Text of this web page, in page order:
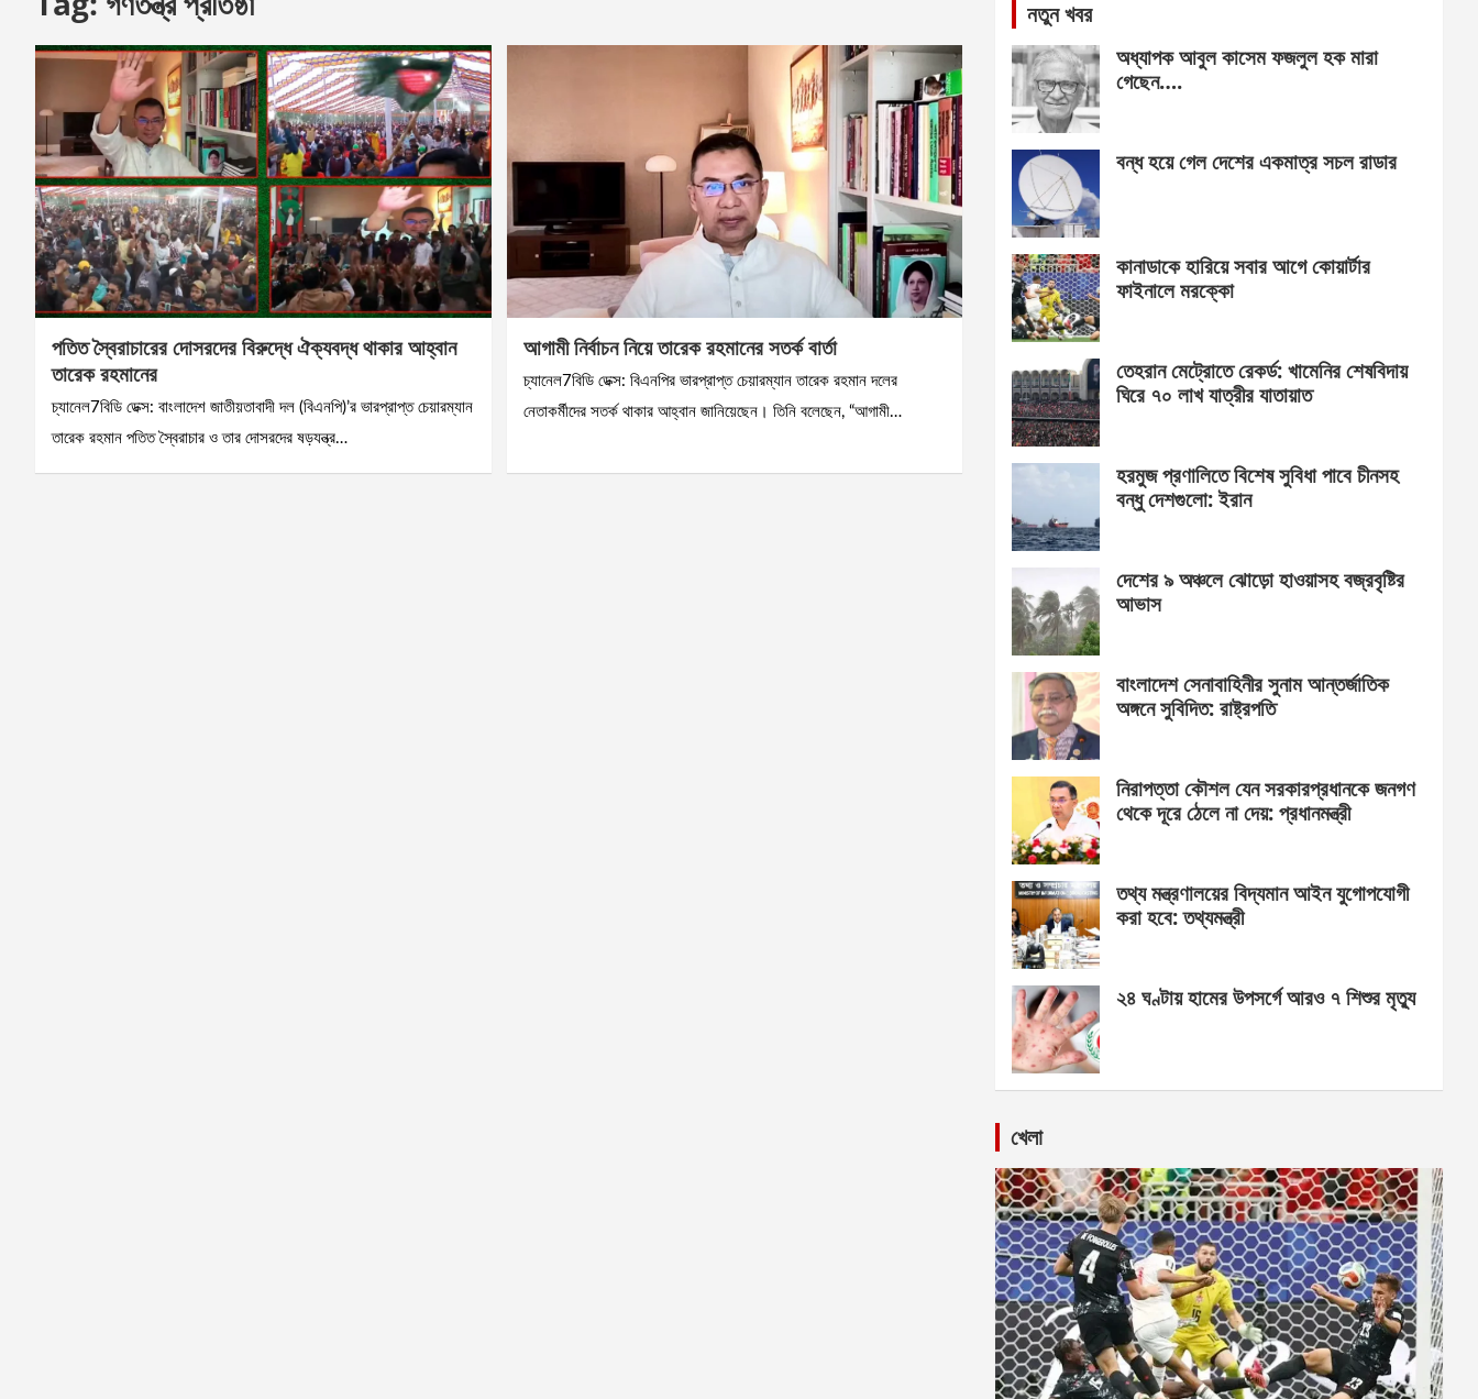
পতিত স্বৈরাচারের দোসরদের বিরুদ্ধে ঐক্যবদ্ধ থাকার আহ্বান
তারেক রহমানের
চ্যানেল7বিডি ডেক্স: বাংলাদেশ জাতীয়তাবাদী দল (বিএনপি)’র ভারপ্রাপ্ত চেয়ারম্যান
তারেক রহমান পতিত স্বৈরাচার ও তার দোসরদের ষড়যন্ত্র…
আগামী নির্বাচন নিয়ে তারেক রহমানের সতর্ক বার্তা
চ্যানেল7বিডি ডেক্স: বিএনপির ভারপ্রাপ্ত চেয়ারম্যান তারেক রহমান দলের
নেতাকর্মীদের সতর্ক থাকার আহ্বান জানিয়েছেন। তিনি বলেছেন, “আগামী…
নতুন খবর
অধ্যাপক আবুল কাসেম ফজলুল হক মারা
গেছেন….
বন্ধ হয়ে গেল দেশের একমাত্র সচল রাডার
কানাডাকে হারিয়ে সবার আগে কোয়ার্টার
ফাইনালে মরক্কো
তেহরান মেট্রোতে রেকর্ড: খামেনির শেষবিদায়
ঘিরে ৭০ লাখ যাত্রীর যাতায়াত
হরমুজ প্রণালিতে বিশেষ সুবিধা পাবে চীনসহ
বন্ধু দেশগুলো: ইরান
দেশের ৯ অঞ্চলে ঝোড়ো হাওয়াসহ বজ্রবৃষ্টির
আভাস
বাংলাদেশ সেনাবাহিনীর সুনাম আন্তর্জাতিক
অঙ্গনে সুবিদিত: রাষ্ট্রপতি
নিরাপত্তা কৌশল যেন সরকারপ্রধানকে জনগণ
থেকে দূরে ঠেলে না দেয়: প্রধানমন্ত্রী
তথ্য মন্ত্রণালয়ের বিদ্যমান আইন যুগোপযোগী
করা হবে: তথ্যমন্ত্রী
২৪ ঘণ্টায় হামের উপসর্গে আরও ৭ শিশুর মৃত্যু
খেলা